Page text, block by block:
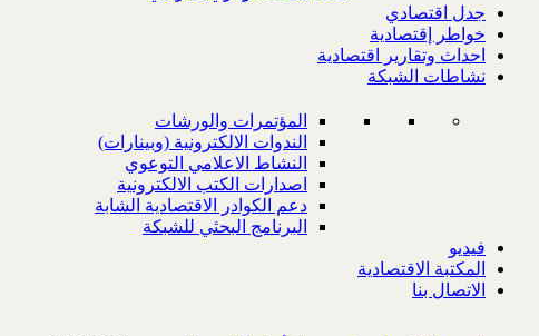
جدل اقتصادي
خواطر إقتصادية
احداث وتقارير اقتصادية
نشاطات الشبكة
المؤتمرات والورشات
الندوات الالكترونية (وبينارات)
النشاط الاعلامي التوعوي
اصدارات الكتب الالكترونية
دعم الكوادر الاقتصادية الشابة
البرنامج البحثي للشبكة
فيديو
المكتبة الاقتصادية
الاتصال بنا